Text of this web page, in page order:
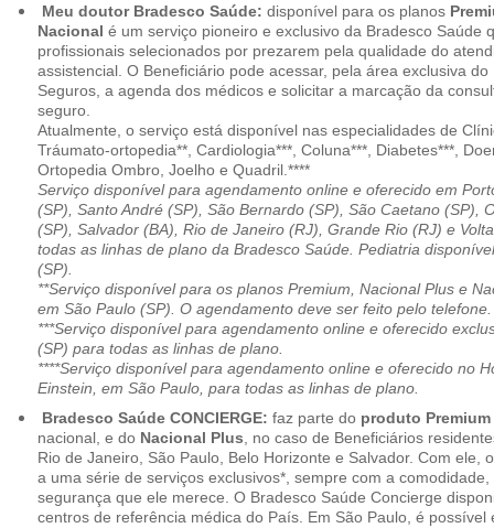
Meu doutor Bradesco Saúde: disponível para os planos
Nacional é um serviço pioneiro e exclusivo da Bradesco Saúde
profissionais selecionados por prezarem pela qualidade do
assistencial. O Beneficiário pode acessar, pela área exclusiva
Seguros, a agenda dos médicos e solicitar a marcação da
seguro.
Atualmente, o serviço está disponível nas especialidades de
Tráumato-ortopedia**, Cardiologia***, Coluna***, Diabetes***,
Ortopedia Ombro, Joelho e Quadril.****
Serviço disponível para agendamento online e oferecido em
(SP), Santo André (SP), São Bernardo (SP), São Caetano (SP),
(SP), Salvador (BA), Rio de Janeiro (RJ), Grande Rio (RJ) e
todas as linhas de plano da Bradesco Saúde. Pediatria
(SP).
**Serviço disponível para os planos Premium, Nacional Plus e
em São Paulo (SP). O agendamento deve ser feito pelo telefone.
***Serviço disponível para agendamento online e oferecido
(SP) para todas as linhas de plano.
****Serviço disponível para agendamento online e oferecido no
Einstein, em São Paulo, para todas as linhas de plano.
Bradesco Saúde CONCIERGE: faz parte do produto Premium
nacional, e do Nacional Plus , no caso de Beneficiários
Rio de Janeiro, São Paulo, Belo Horizonte e Salvador. Com ele,
a uma série de serviços exclusivos*, sempre com a
segurança que ele merece. O Bradesco Saúde Concierge
centros de referência médica do País. Em São Paulo, é possível